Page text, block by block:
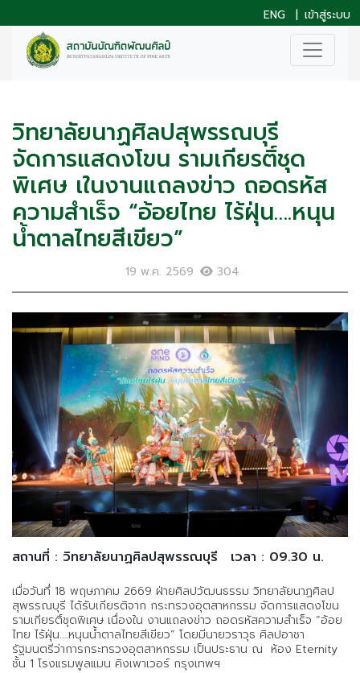
ENG | เข้าสู่ระบบ
วิทยาลัยนาฏศิลปสุพรรณบุรี
จัดการแสดงโขน รามเกียรติ์ชุด
พิเศษ เในงานแถลงข่าว ถอดรหัส
ความสำเร็จ “อ้อยไทย ไร้ฝุ่น….หนุน
น้ำตาลไทยสีเขียว”
19 พ.ค. 2569 304
สถานที่ : วิทยาลัยนาฏศิลปสุพรรณบุรี เวลา : 09.30 น.
เมื่อวันทึ่ 18 พฤษภาคม 2669 ฝ่ายศิลปวัฒนธรรม วิทยาลัยนาฏศิลป
สุพรรณบุรี ได้รับเกียรติจาก กระทรวงอุตสาหกรรม จัดการแสดงโขน
รามเกียรติ์ชุดพิเศษ เนื่องใน งานแถลงข่าว ถอดรหัสความสำเร็จ “อ้อย
ไทย ไร้ฝุ่น….หนุนน้ำตาลไทยสีเขียว” โดยมีนายวราวุธ ศิลปอาชา
รัฐมนตรีว่าการกระทรวงอุตสาหกรรม เป็นประธาน ณ ห้อง Eternity
ชั้น 1 โรงแรมพูลแมน คิงเพาเวอร์ กรุงเทพฯ